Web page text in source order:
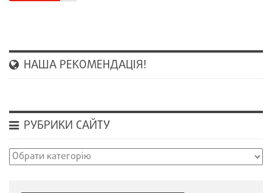
НАША РЕКОМЕНДАЦІЯ!
РУБРИКИ САЙТУ
Рубрики